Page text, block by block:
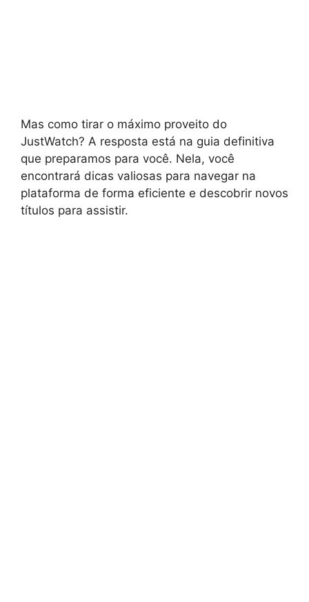
Mas como tirar o máximo proveito do
JustWatch? A resposta está na guia definitiva
que preparamos para você. Nela, você
encontrará dicas valiosas para navegar na
plataforma de forma eficiente e descobrir novos
títulos para assistir.